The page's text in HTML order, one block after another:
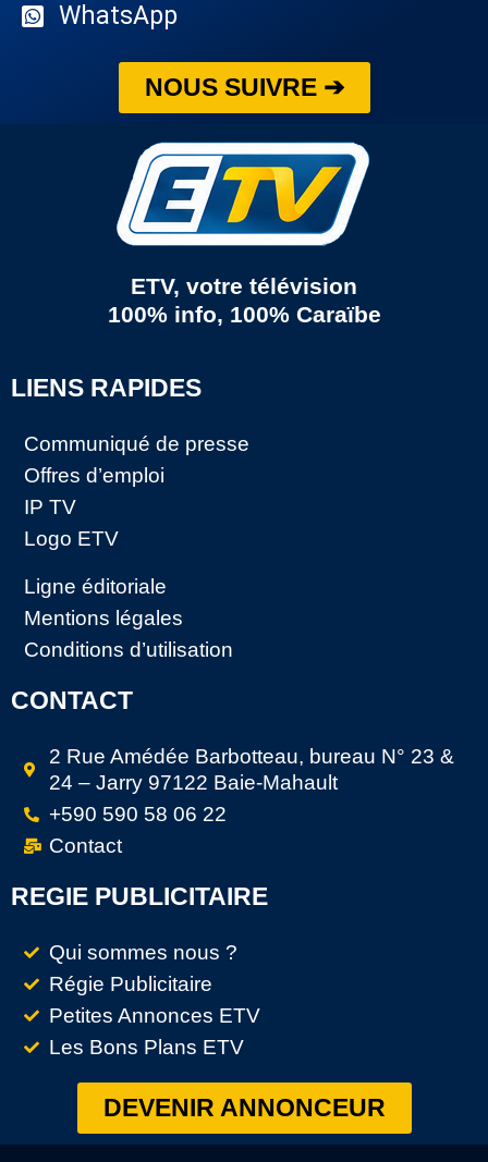
WhatsApp
NOUS SUIVRE ➔
ETV, votre télévision
100% info, 100% Caraïbe
LIENS RAPIDES
Communiqué de presse
Offres d’emploi
IP TV
Logo ETV
Ligne éditoriale
Mentions légales
Conditions d’utilisation
CONTACT
2 Rue Amédée Barbotteau, bureau N° 23 &
24 – Jarry 97122 Baie-Mahault
+590 590 58 06 22
Contact
REGIE PUBLICITAIRE
Qui sommes nous ?
Régie Publicitaire
Petites Annonces ETV
Les Bons Plans ETV
DEVENIR ANNONCEUR